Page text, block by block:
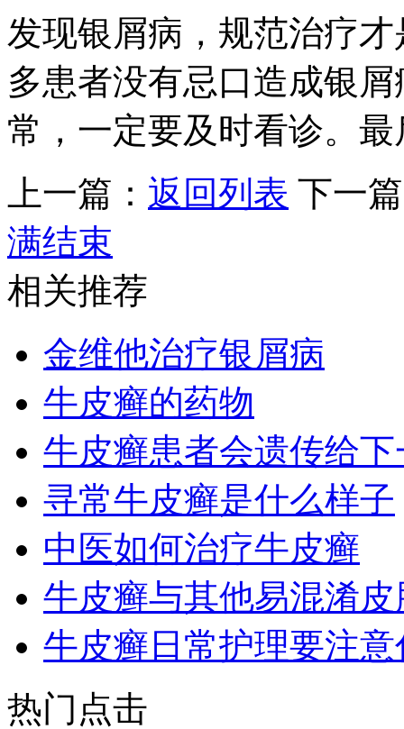
发现银屑病，规范治疗
多患者没有忌口造成银
常，一定要及时看诊。
上一篇： 返回列表 下一
满结束
相关推荐
金维他治疗银屑病
牛皮癣的药物
牛皮癣患者会遗传给
寻常牛皮癣是什么样子
中医如何治疗牛皮癣
牛皮癣与其他易混淆
牛皮癣日常护理要注意
热门点击